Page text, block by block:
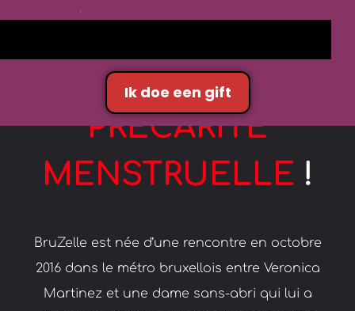
Ik doe een gift
CONTRE LA
PRÉCARITÉ
MENSTRUELLE !
BruZelle est née d’une rencontre en octobre
2016 dans le métro bruxellois entre Veronica
Martinez et une dame sans-abri qui lui a